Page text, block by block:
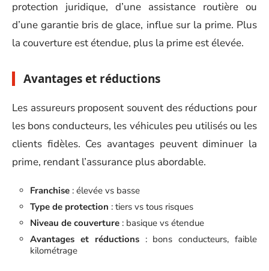
protection juridique, d’une assistance routière ou
d’une garantie bris de glace, influe sur la prime. Plus
la couverture est étendue, plus la prime est élevée.
Avantages et réductions
Les assureurs proposent souvent des réductions pour
les bons conducteurs, les véhicules peu utilisés ou les
clients fidèles. Ces avantages peuvent diminuer la
prime, rendant l’assurance plus abordable.
Franchise : élevée vs basse
Type de protection : tiers vs tous risques
Niveau de couverture : basique vs étendue
Avantages et réductions: bons conducteurs, faible
kilométrage